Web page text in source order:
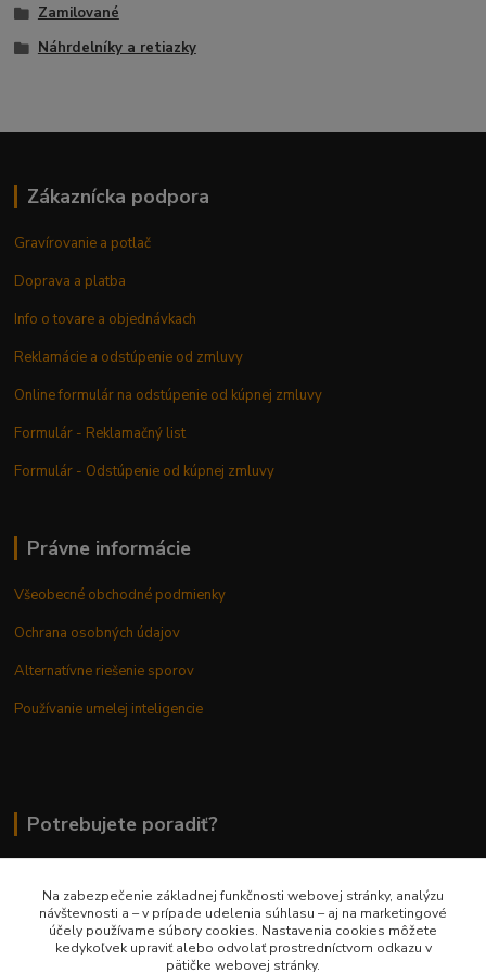
Zamilované
Náhrdelníky a retiazky
Zákaznícka podpora
Gravírovanie a potlač
Doprava a platba
Info o tovare a objednávkach
Reklamácie a odstúpenie od zmluvy
Online formulár na odstúpenie od kúpnej zmluvy
Formulár - Reklamačný list
Formulár - Odstúpenie od kúpnej zmluvy
Právne informácie
Všeobecné obchodné podmienky
Ochrana osobných údajov
Alternatívne riešenie sporov
Používanie umelej inteligencie
Potrebujete poradiť?
0948 236 042
info@margaretkashop.sk
Na zabezpečenie základnej funkčnosti webovej stránky, analýzu
návštevnosti a – v prípade udelenia súhlasu – aj na marketingové
účely používame súbory cookies. Nastavenia cookies môžete
kedykoľvek upraviť alebo odvolať prostredníctvom odkazu v
pätičke webovej stránky.